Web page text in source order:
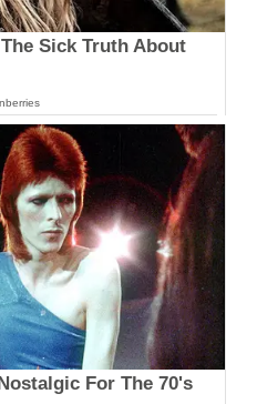
Sick Truth About
For The 70's